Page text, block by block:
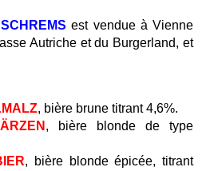
SCHREMS est vendue à Vienne
Autriche et du Burgerland, et
, bière brune titrant 4,6%.
, bière blonde de type
, bière blonde épicée, titrant